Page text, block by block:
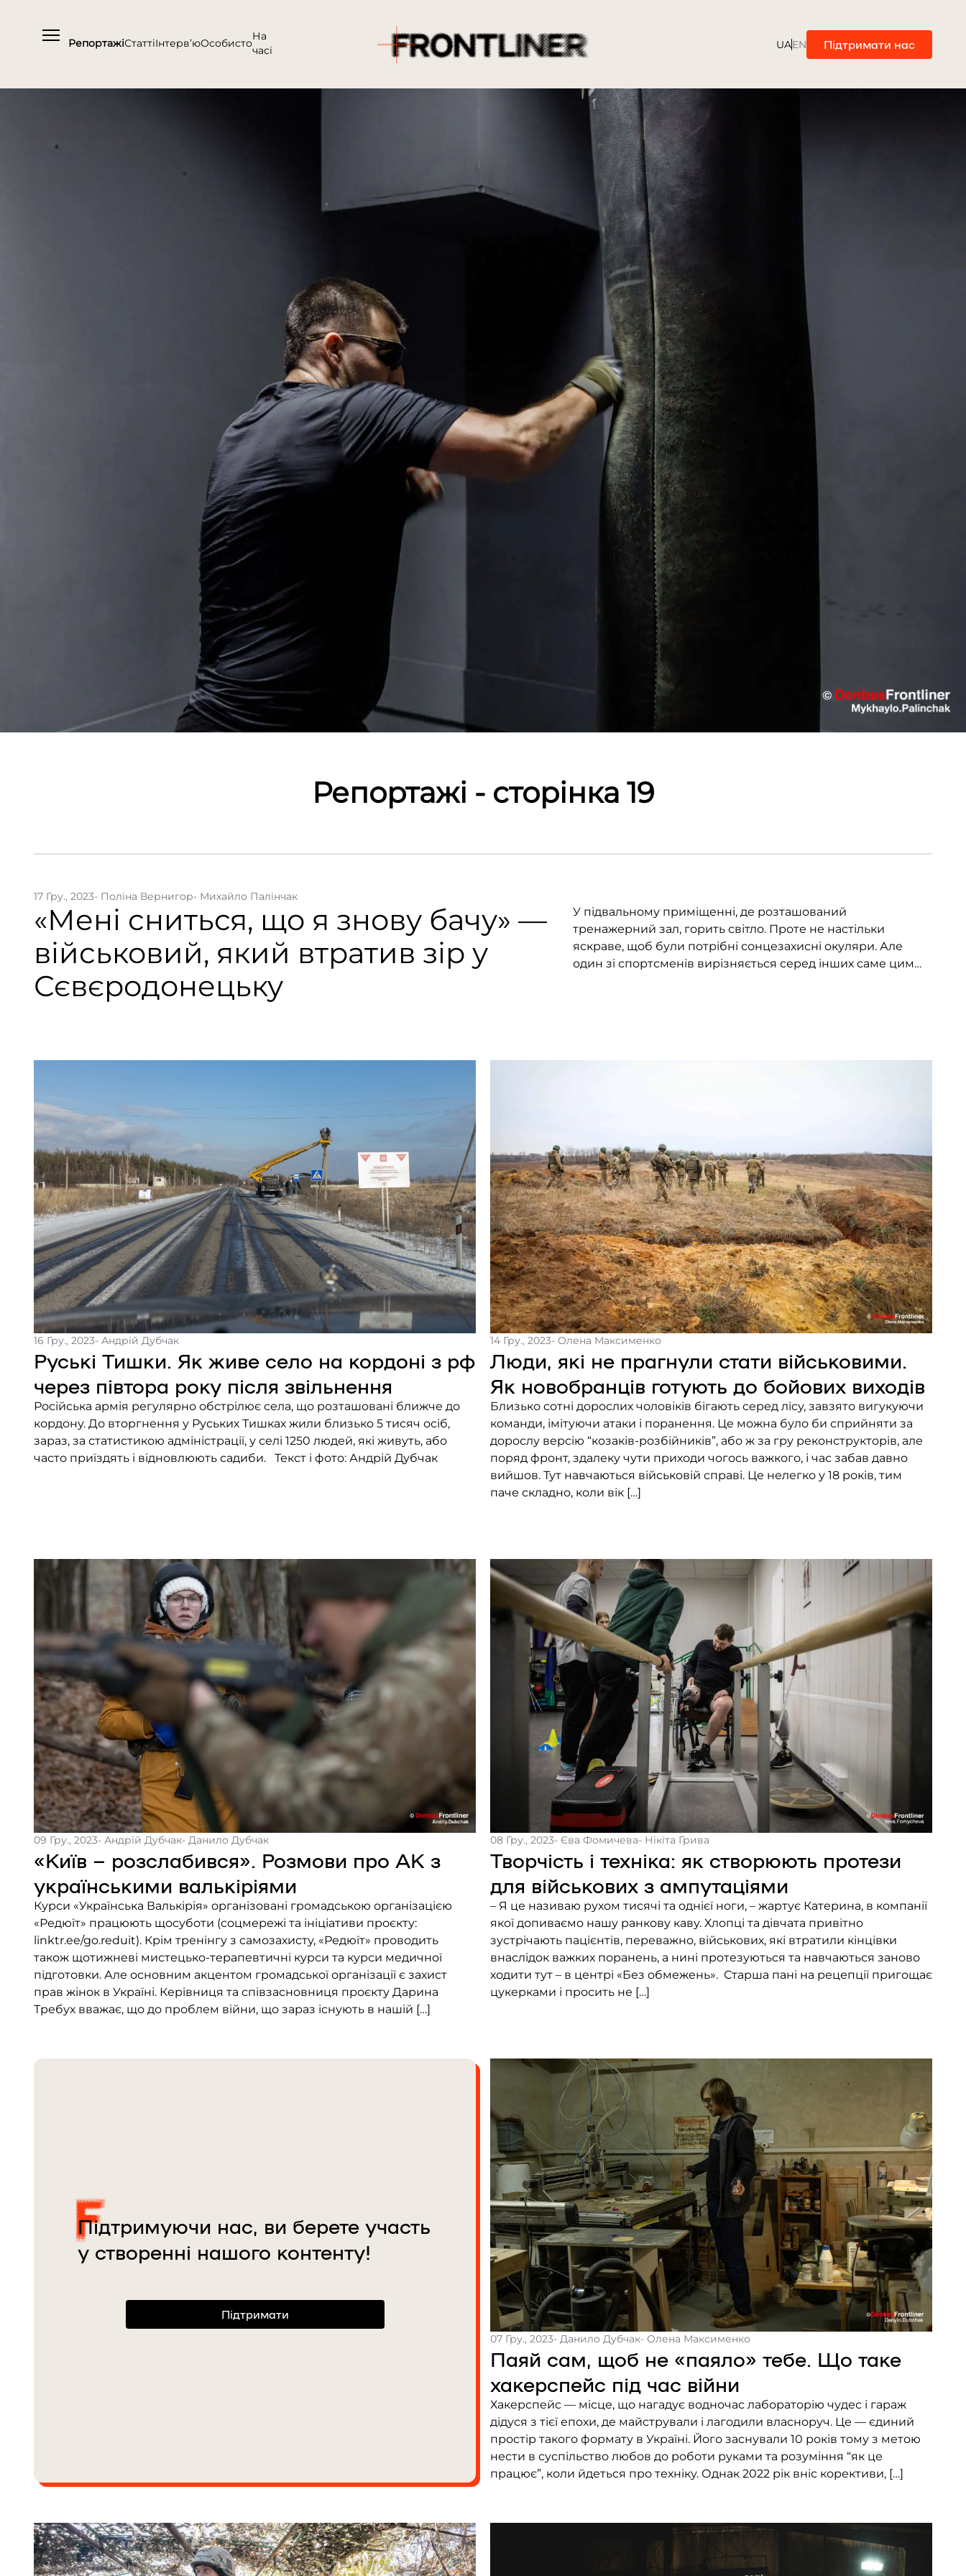
Підтримати
РепортажіСтаттіІнтерв’юОсобисто
На
часі
UAEN Підтримати нас
Репортажі - сторінка 19
17 Гру., 2023- Поліна Вернигор- Михайло Палінчак
«Мені сниться, що я знову бачу» —
військовий, який втратив зір у
Сєвєродонецьку
У підвальному приміщенні, де розташований
тренажерний зал, горить світло. Проте не настільки
яскраве, щоб були потрібні сонцезахисні окуляри. Але
один зі спортсменів вирізняється серед інших саме цим
16 Гру., 2023- Андрій Дубчак
Руські Тишки. Як живе село на кордоні з рф
через півтора року після звільнення
Російська армія регулярно обстрілює села, що розташовані ближче до
кордону. До вторгнення у Руських Тишках жили близько 5 тисяч осіб,
зараз, за статистикою адміністрації, у селі 1250 людей, які живуть, або
часто приїздять і відновлюють садиби. Текст i фото: Андрій Дубчак
14 Гру., 2023- Олена Максименко
Люди, які не прагнули стати військовими.
Як новобранців готують до бойових виходів
Близько сотні дорослих чоловіків бігають серед лісу, завзято вигукуючи
команди, імітуючи атаки і поранення. Це можна було би сприйняти за
дорослу версію “козаків-розбійників”, або ж за гру реконструкторів, але
поряд фронт, здалеку чути приходи чогось важкого, і час забав давно
вийшов. Тут навчаються військовій справі. Це нелегко у 18 років, тим
паче складно, коли вік […]
09 Гру., 2023- Андрій Дубчак- Данило Дубчак
«Київ – розслабився». Розмови про АК з
українськими валькіріями
Курси «Українська Валькірія» організовані громадською організацією
«Редюїт» працюють щосуботи (соцмережі та ініціативи проєкту:
linktr.ee/go.reduit). Крім тренінгу з самозахисту, «Редюїт» проводить
також щотижневі мистецько-терапевтичні курси та курси медичної
підготовки. Але основним акцентом громадської організації є захист
прав жінок в Україні. Керівниця та співзасновниця проєкту Дарина
Требух вважає, що до проблем війни, що зараз існують в нашій […]
08 Гру., 2023- Єва Фомичева- Нікіта Грива
Творчість і техніка: як створюють протези
для військових з ампутаціями
– Я це називаю рухом тисячі та однієї ноги, – жартує Катерина, в компанії
якої допиваємо нашу ранкову каву. Хлопці та дівчата привітно
зустрічають пацієнтів, переважно, військових, які втратили кінцівки
внаслідок важких поранень, а нині протезуються та навчаються заново
ходити тут – в центрі «Без обмежень». Старша пані на рецепції пригощає
цукерками і просить не […]
Підтримуючи нас, ви берете участь
у створенні нашого контенту!
Підтримати
07 Гру., 2023- Данило Дубчак- Олена Максименко
Паяй сам, щоб не «паяло» тебе. Що таке
хакерспейс під час війни
Хакерспейс — місце, що нагадує водночас лабораторію чудес і гараж
дідуся з тієї епохи, де майстрували і лагодили власноруч. Це — єдиний
простір такого формату в Україні. Його заснували 10 років тому з метою
нести в суспільство любов до роботи руками та розуміння “як це
працює”, коли йдеться про техніку. Однак 2022 рік вніс корективи, […]